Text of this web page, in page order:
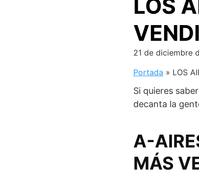
LOS
21 de diciembre
Portada » LOS
Si quieres
decanta la
A-
MÁS